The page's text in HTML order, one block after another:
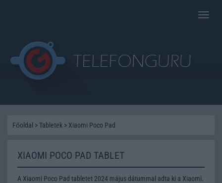
Toggle
Főoldal >Tabletek > Xiaomi Poco Pad
XIAOMI POCO PAD TABLET
A Xiaomi Poco Pad tabletet 2024 május dátummal adta ki a Xiaomi.